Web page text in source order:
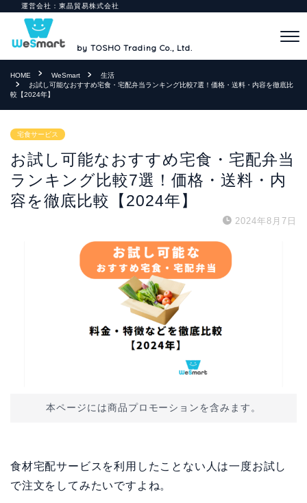
HOME WeSmart
生活
お試し可能なおすすめ宅食・宅配弁当ランキング比較7選！価格・送料・内容を徹底比
較【2024年】
宅食サービス
お試し可能なおすすめ宅食・宅配弁当
ランキング比較7選！価格・送料・内
容を徹底比較【2024年】
2024年8月7日
本ページには商品プロモーションを含みます。
食材宅配サービスを利用したことない人は一度お試し
で注文をしてみたいですよね。